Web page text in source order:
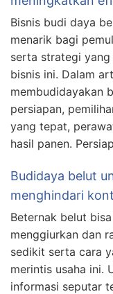
Bisnis budi daya
menarik bagi
serta strategi yang
bisnis ini. Dalam
membudidayakan
persiapan,
yang tepat,
hasil panen.
Budidaya belut
menghindari
Beternak belut
menggiurkan dan
sedikit serta cara
merintis usaha ini.
informasi seputar